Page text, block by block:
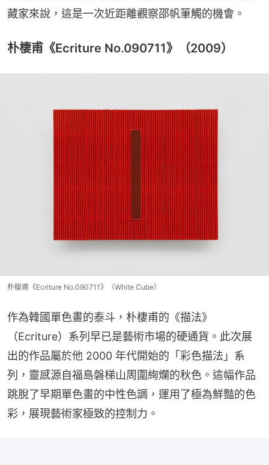
藏家來說，這是一次近距離觀察邵帆筆觸的機會。
朴棲甫《Ecriture No.090711》（2009）
朴棲甫《Ecriture No.090711》（White Cube）
作為韓國單色畫的泰斗，朴棲甫的《描法》
（Ecriture）系列早已是藝術市場的硬通貨。此次展
出的作品屬於他 2000 年代開始的「彩色描法」系
列，靈感源自福島磐梯山周圍絢爛的秋色。這幅作品
跳脫了早期單色畫的中性色調，運用了極為鮮豔的色
彩，展現藝術家極致的控制力。